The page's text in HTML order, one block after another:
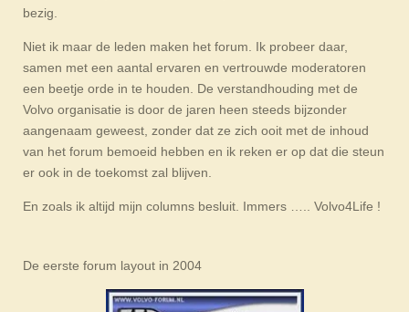
bezig.
Niet ik maar de leden maken het forum. Ik probeer daar,
samen met een aantal ervaren en vertrouwde moderatoren
een beetje orde in te houden. De verstandhouding met de
Volvo organisatie is door de jaren heen steeds bijzonder
aangenaam geweest, zonder dat ze zich ooit met de inhoud
van het forum bemoeid hebben en ik reken er op dat die steun
er ook in de toekomst zal blijven.
En zoals ik altijd mijn columns besluit. Immers ….. Volvo4Life !
De eerste forum layout in 2004